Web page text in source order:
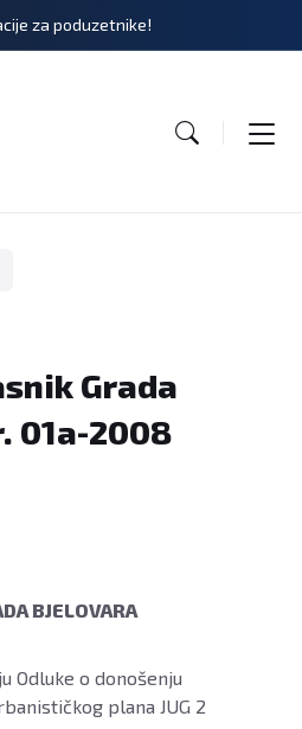
za poduzetnike!
Grada
01a-2008
BJELOVARA
Odluke o donošenju
plana JUG 2